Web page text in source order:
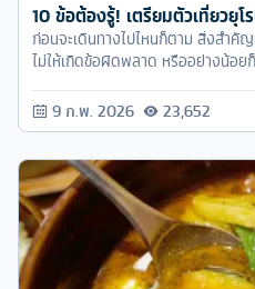
10 ข้อต้องรู้! เตรียมตัวเที่ยวยุ
ก่อนจะเดินทางไปไหนก็ตาม สิ่งสำคั
ไม่ให้เกิดข้อผิดพลาด หรืออย่างน้อ
เพราะเป็นการเดินทางไกล ไปต่างถิ่
ต้องมีการปรับตัวกันมากกว่าไปประเท
9 ก.พ. 2026 23,652